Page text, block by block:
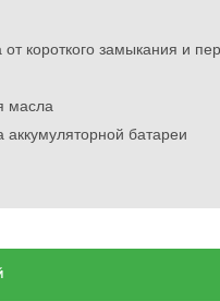
короткого замыкания и
масла
аккумуляторной батареи